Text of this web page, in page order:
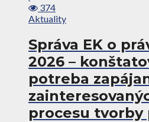
374
Aktuality
Správa EK o
2026 –
potreba
procesu tvorby